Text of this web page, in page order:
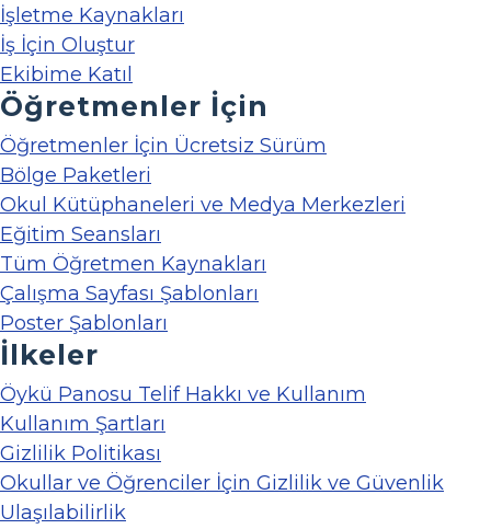
İşletme Kaynakları
İş İçin Oluştur
Ekibime Katıl
Öğretmenler İçin
Öğretmenler İçin Ücretsiz Sürüm
Bölge Paketleri
Okul Kütüphaneleri ve Medya Merkezleri
Eğitim Seansları
Tüm Öğretmen Kaynakları
Çalışma Sayfası Şablonları
Poster Şablonları
İlkeler
Öykü Panosu Telif Hakkı ve Kullanım
Kullanım Şartları
Gizlilik Politikası
Okullar ve Öğrenciler İçin Gizlilik ve Güvenlik
Ulaşılabilirlik